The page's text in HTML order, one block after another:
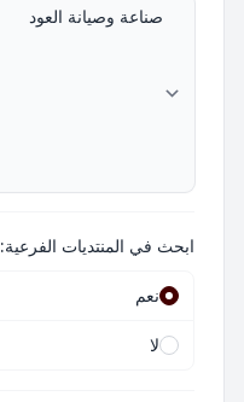
ابحث في المنتديات الفرعية:
نعم
لا